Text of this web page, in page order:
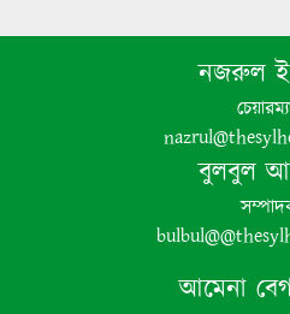
পঞ্চগড়ে
নজরুল
বুলবুল
আমেনা